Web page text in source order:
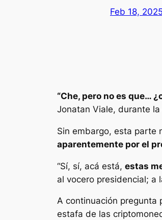
Feb 18,
“Che, pero no es que…
Jonatan Viale, durante
Sin embargo, esta parte
aparentemente por el
“Sí, sí, acá está, estas
al vocero presidencial; a
A continuación pregunta
estafa de las